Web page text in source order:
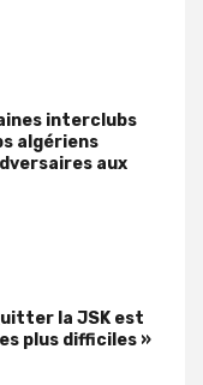
interclubs
algériens
aux
la JSK est
plus difficiles »